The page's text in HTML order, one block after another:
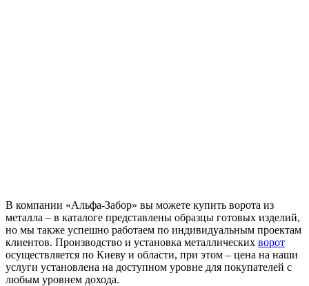
В компании «Альфа-Забор» вы можете купить ворота из
металла – в каталоге представлены образцы готовых изделий,
но мы также успешно работаем по индивидуальным проектам
клиентов. Производство и установка металлических ворот
осуществляется по Киеву и области, при этом – цена на наши
услуги установлена на доступном уровне для покупателей с
любым уровнем дохода.